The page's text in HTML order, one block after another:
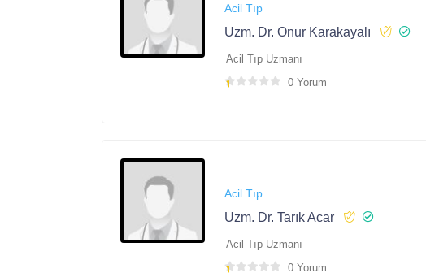
Acil Tıp
Uzm. Dr. Onur Karakayalı
Acil Tıp Uzmanı
0 Yorum
Acil Tıp
Uzm. Dr. Tarık Acar
Acil Tıp Uzmanı
0 Yorum